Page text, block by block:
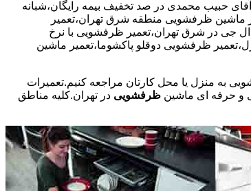
09109131734 آقای حبیب محمدی در صد تخفیف بیمه رایگان،شبانه
ماشین ظرفشویی منطقه شرق تهران،تعمیر
جی در شرق تهران،تعمیر ظرفشویی با نرخ
ظرفشویی دوقلو پاکشوما،تعمیر ماشین
به منزل یا محل کارتان مراجعه کنیم.تعمیرات
حرفه ای ماشین ظرفشویی در تهران.کلیه مناطق